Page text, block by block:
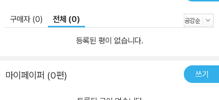
구매자 (0) 전체 (0)
등록된 평이 없습니다.
마이페이퍼 (0편) 쓰기